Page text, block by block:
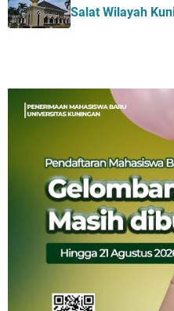
Salat Wilayah